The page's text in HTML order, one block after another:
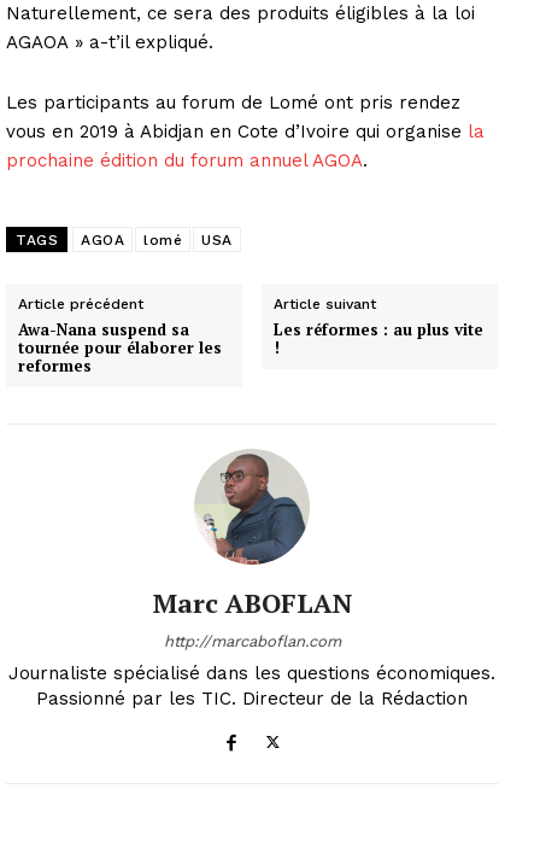
Naturellement, ce sera des produits éligibles à la loi
AGAOA » a-t’il expliqué.
Les participants au forum de Lomé ont pris rendez
vous en 2019 à Abidjan en Cote d’Ivoire qui organise la
prochaine édition du forum annuel AGOA.
TAGS AGOA lomé USA
Article précédent
Awa-Nana suspend sa
tournée pour élaborer les
reformes
Article suivant
Les réformes : au plus vite
!
Marc ABOFLAN
http://marcaboflan.com
Journaliste spécialisé dans les questions économiques.
Passionné par les TIC. Directeur de la Rédaction